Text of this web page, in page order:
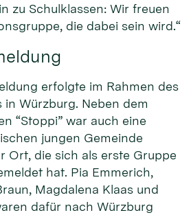
zu Schulklassen: Wir freuen
die dabei sein wird.“
erfolgte im Rahmen des
Würzburg. Neben dem
“Stoppi” war auch eine
jungen Gemeinde
Ort, die sich als erste Gruppe
hat. Pia Emmerich,
Magdalena Klaas und
dafür nach Würzburg